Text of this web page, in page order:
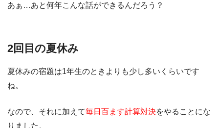
あぁ…あと何年こんな話ができるんだろう？
2回目の夏休み
夏休みの宿題は1年生のときよりも少し多いくらいです
ね。
なので、それに加えて毎日百ます計算対決をやることにな
りました。